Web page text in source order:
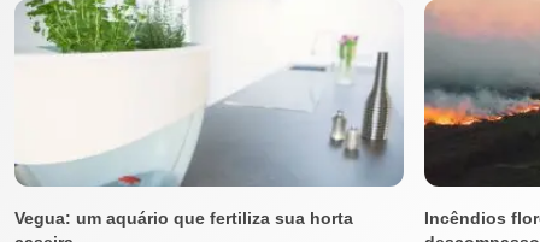
Vegua: um aquário que fertiliza sua horta
Incêndios